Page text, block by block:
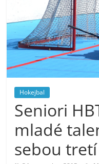
Hokejbal
Seniori
mladé
sebou